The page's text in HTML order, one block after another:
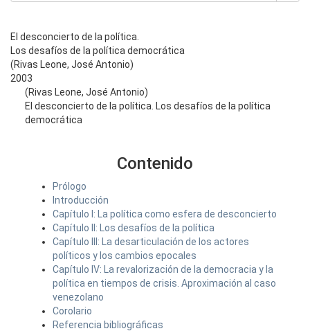
El desconcierto de la política.
Los desafíos de la política democrática
(Rivas Leone, José Antonio)
2003
(Rivas Leone, José Antonio)
El desconcierto de la política. Los desafíos de la política
democrática
Contenido
Prólogo
Introducción
Capítulo I: La política como esfera de desconcierto
Capítulo II: Los desafíos de la política
Capítulo III: La desarticulación de los actores
políticos y los cambios epocales
Capítulo IV: La revalorización de la democracia y la
política en tiempos de crisis. Aproximación al caso
venezolano
Corolario
Referencia bibliográficas